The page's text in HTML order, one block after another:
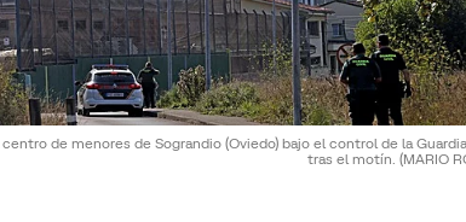
centro de menores de Sograndio (Oviedo) bajo el control de la
tras el motín. (MARIO